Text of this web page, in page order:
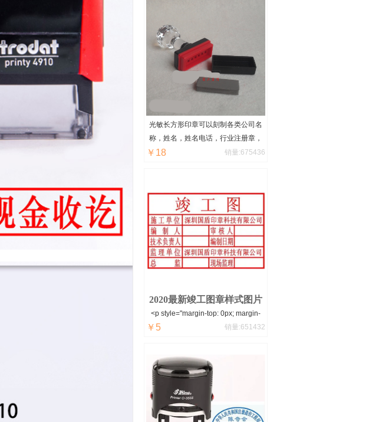
光敏长方形印章可以刻制各类公司名
称，姓名，姓名电话，行业注册章，
出图章章，转账付讫章，复印无效
计等，橡皮章在市面上最常见的印
章，使用范围也是非常之广的，制作
出来字迹清晰，不会变型，可以使用
上十年，也可以买个印章盒，携带方
便，怎么清洗呢？用牙刷和清水慢慢
刷下就可以了。
￥18 销量:675436
2020最新竣工图章样式图片
<p style="margin-top: 0px; margin-
bottom: 0px; padding: 0px; word-
102, 102); font-family: "microsoft
yahei
￥5 销量:651432